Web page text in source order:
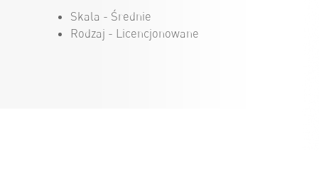
Skala - Średnie
Rodzaj - Licencjonowane